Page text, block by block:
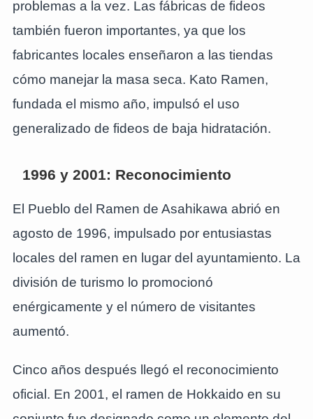
problemas a la vez. Las fábricas de fideos
también fueron importantes, ya que los
fabricantes locales enseñaron a las tiendas
cómo manejar la masa seca. Kato Ramen,
fundada el mismo año, impulsó el uso
generalizado de fideos de baja hidratación.
1996 y 2001: Reconocimiento
El Pueblo del Ramen de Asahikawa abrió en
agosto de 1996, impulsado por entusiastas
locales del ramen en lugar del ayuntamiento. La
división de turismo lo promocionó
enérgicamente y el número de visitantes
aumentó.
Cinco años después llegó el reconocimiento
oficial. En 2001, el ramen de Hokkaido en su